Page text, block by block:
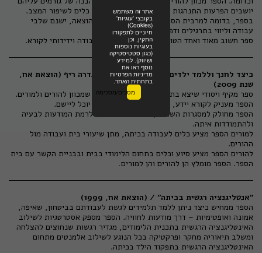
מסכים/מסכימה
אתר זה משתמש
בקובצי 'עוגיות'
(Cookies)
חיוניים לתפקודו
התקין, וכן
בעוגיות נוספות
(כגון סטטיסטיקה
ושיווק). למידע
נוסף ראו את
מדיניות הפרטיות
בתחתית האתר.
יושבים הפרעות התנהגות ובנייה באופן הדרגתי של כלים לשיפור המצב.
בספר, בדומה למרבית הספרים המתורגים על ידי ההוצאה, ישנם שלבי
עבודה וליווי בתרגילים ודפי מעקב ורישום.
ספר חשוב מאוד ואחד הטובים בתחום. ספר נוח לעבודה וידידותי לקורא.
כיצד לחנך וללמד ילדים עם ADD/ADHD /סנדרה ריף (הוצאת אח,
שנת 2009)
ספר מקיף ויסודי שיצא בתרגום עברי בשני חלקים, שמכוון להורים ולמורים.
הספר מעניק לקורא יידע, טיפים ועצות, שכל קורא יוכל ליישם.
הספר מחולק למסגרות השונות, גיל הילד ובהתאם לרמת המודעות לבעיה
ולהתמודדות איתה.
למורים הספר מציע כלים לעבודה בכיתה, מתן שיעורי בית ועבודה מול
ההורים.
להורים הספר מציע סיוע וכלים בתחום הלימודי בבית ובבניית הקשר עם בית
הספר. הספר מומלץ הן להורים והן למורים.
"אנטליגנציה רגשית בכיתה" / (הוצאת אח, 1999)
הספר ממחיש כיצד ניתן ללמד תלמידים לגשת לעבודתם בביטחון, שאיפה,
אמונה ואופטימיות – דרך מודעות לחוויה. הספר מספק אסטרטגיות לשילוב
האינטליגנציה הרגשית בתכנית הלימודים, מגדיר רגשות שנחוצים להצלחה
ומשלב תיאוריה מחקר ופרקטיקה בכל הנוגע לשילוב אלמנטים מתחום
האינטליגנציה הרגשית בתפקוד הילד בכיתה.